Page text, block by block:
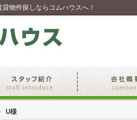
物件探しならコムハウスへ！
U様